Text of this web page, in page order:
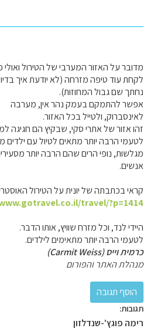
מדובר על האזור המערבי של הטירול ואולי
לקחת עוד טיפה מזרחה (לא יודעת איך
נחתך שם גבול המחוזות).
אפשר להתמקם בעמק נהר אין, מערבה
לאינסברוק, ולטייל בכל האזור.
זהו אזור של אתרי סקי, שבקיץ הם חגיגה
לטעמי הרבה יותר מתאים לטיול עם ילדים
מגלשות, נופי הרים שהם הרבה יותר
אנשים.
קראי בכתבתה של יונית על הטירול
travel/?p=1414
היידי לנד, וכל מזרח שוויץ, אותו הדבר.
לטעמי הרבה יותר מתאימים לילדים.
כרמית וייס (Carmit Weiss)
מנהלת האתר והפורום
תגובות:
רימה פוגץ'-שנדלזון